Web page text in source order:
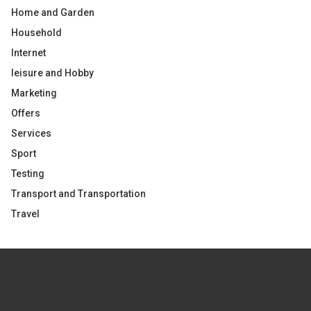
Home and Garden
Household
Internet
leisure and Hobby
Marketing
Offers
Services
Sport
Testing
Transport and Transportation
Travel